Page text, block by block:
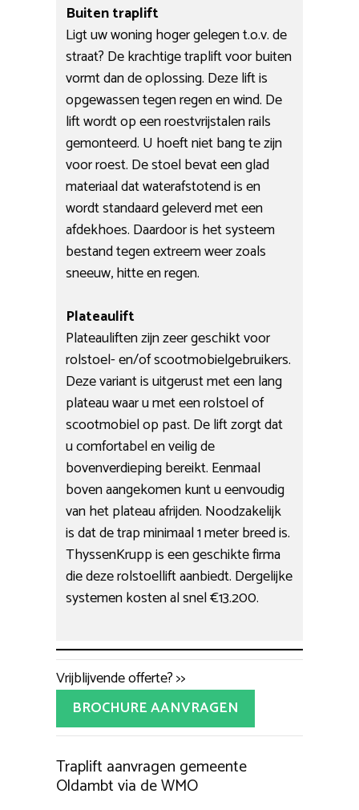
Buiten traplift
Ligt uw woning hoger gelegen t.o.v. de
straat? De krachtige traplift voor buiten
vormt dan de oplossing. Deze lift is
opgewassen tegen regen en wind. De
lift wordt op een roestvrijstalen rails
gemonteerd. U hoeft niet bang te zijn
voor roest. De stoel bevat een glad
materiaal dat waterafstotend is en
wordt standaard geleverd met een
afdekhoes. Daardoor is het systeem
bestand tegen extreem weer zoals
sneeuw, hitte en regen.
Plateaulift
Plateauliften zijn zeer geschikt voor
rolstoel- en/of scootmobielgebruikers.
Deze variant is uitgerust met een lang
plateau waar u met een rolstoel of
scootmobiel op past. De lift zorgt dat
u comfortabel en veilig de
bovenverdieping bereikt. Eenmaal
boven aangekomen kunt u eenvoudig
van het plateau afrijden. Noodzakelijk
is dat de trap minimaal 1 meter breed is.
ThyssenKrupp is een geschikte firma
die deze rolstoellift aanbiedt. Dergelijke
systemen kosten al snel €13.200.
Vrijblijvende offerte? >>
BROCHURE AANVRAGEN
Traplift aanvragen gemeente
Oldambt via de WMO